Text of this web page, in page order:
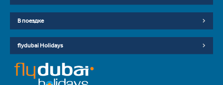
В поездке
flydubai Holidays